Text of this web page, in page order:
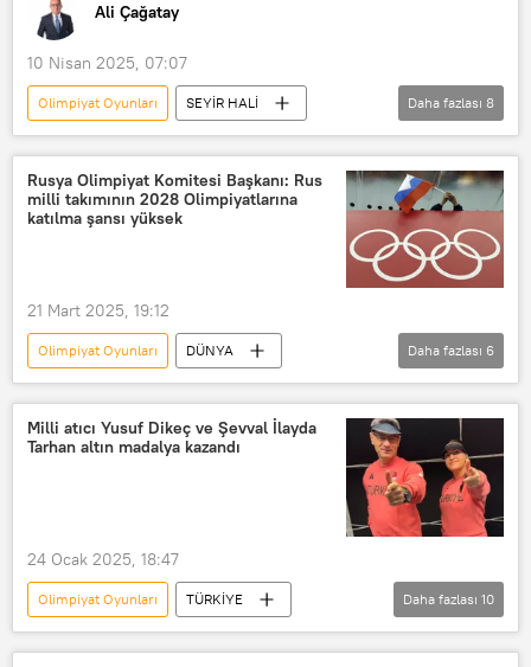
Paris
Fransa
Ali Çağatay
10 Nisan 2025, 07:07
Olimpiyat Oyunları
SEYİR HALİ
Haberler
Belarus
Rusya
Uluslararası Olimpiyat Komitesi (IOC)
Radyo Sputnik
Seyir Hali
Daha fazlası 8
Rusya Olimpiyat Komitesi Başkanı: Rus
milli takımının 2028 Olimpiyatlarına
katılma şansı yüksek
21 Mart 2025, 19:12
Olimpiyat Oyunları
DÜNYA
Mihail Degtyarev
Rusya Olimpiyat Komitesi
Los Angeles
ABD
Daha fazlası 6
Milli atıcı Yusuf Dikeç ve Şevval İlayda
Tarhan altın madalya kazandı
24 Ocak 2025, 18:47
Olimpiyat Oyunları
TÜRKİYE
Yusuf Dikeç
atış
Daha fazlası 10